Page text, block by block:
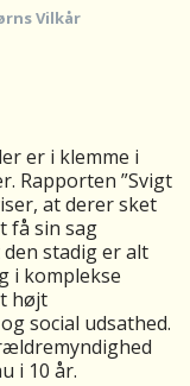
Vilkår
er i klemme i
Rapporten ”Svigt
at derer sket
få sin sag
stadig er alt
i komplekse
højt
social udsathed.
i 10 år.